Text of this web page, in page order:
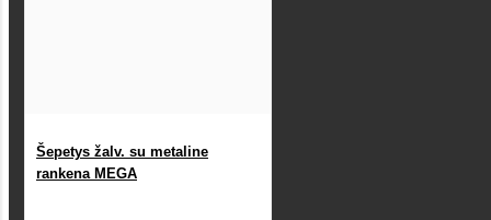
Šepetys žalv. su metaline
rankena MEGA